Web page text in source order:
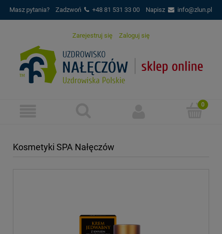
Masz pytania?Zadzwoń +48 81 531 33 00 Napisz info@zlun.pl
Zarejestruj się Zaloguj się
Kosmetyki SPA Nałęczów